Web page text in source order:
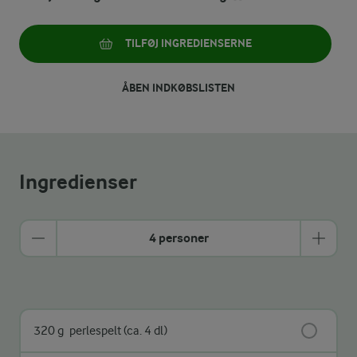
TILFØJ INGREDIENSERNE
ÅBEN INDKØBSLISTEN
Ingredienser
4 personer
320 g perlespelt (ca. 4 dl)